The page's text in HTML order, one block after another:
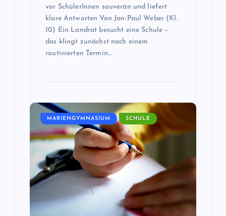
vor SchülerInnen souverän und liefert
klare Antworten Von Jan-Paul Weber (Kl.
10) Ein Landrat besucht eine Schule –
das klingt zunächst nach einem
routinierten Termin…
MARIENGYMNASIUM SCHULE